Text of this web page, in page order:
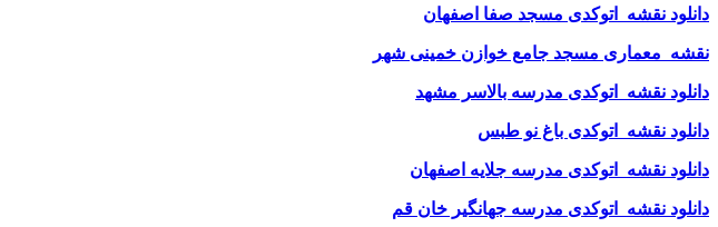
دانلود نقشه اتوکدی مسجد صفا اصفهان
نقشه معماری مسجد جامع خوازن خمینی شهر
دانلود نقشه اتوکدی مدرسه بالاسر مشهد
دانلود نقشه اتوکدی باغ نو طبس
دانلود نقشه اتوکدی مدرسه جلایه اصفهان
دانلود نقشه اتوکدی مدرسه جهانگیر خان قم